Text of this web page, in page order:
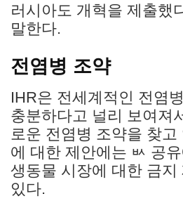
러시아도 개혁을 제출했
말한다.
전염병 조약
IHR은 전세계적인 전염
충분하다고 널리 보여져
로운 전염병 조약을 찾고
에 대한 제안에는 ㅄ 공
생동물 시장에 대한 금지
있다.